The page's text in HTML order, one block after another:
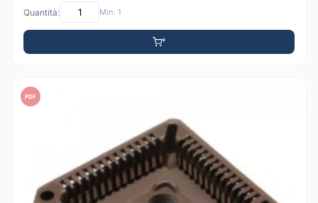
Quantità: Min: 1
PDF